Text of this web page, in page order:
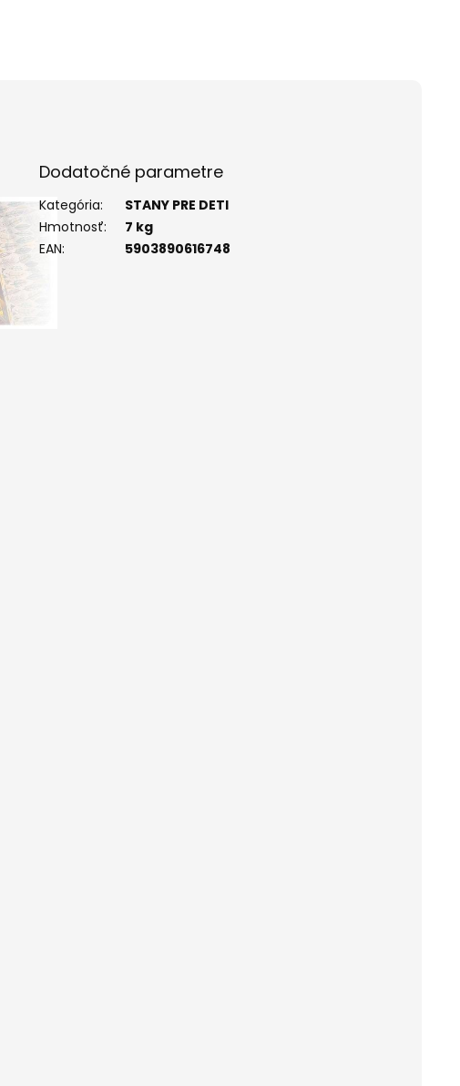
Dodatočné parametre
Kategória:
STANY PRE DETI
Hmotnosť:
7 kg
EAN: 5903890616748